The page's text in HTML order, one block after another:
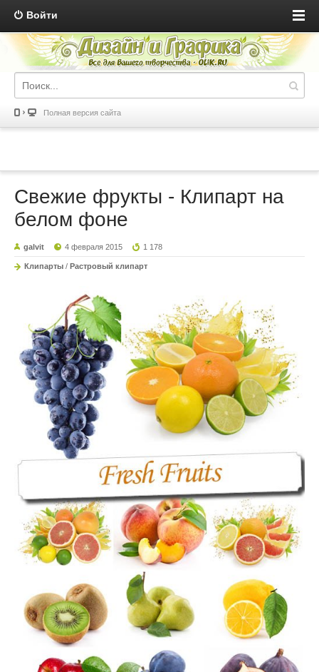
Войти
Полная версия сайта
Свежие фрукты - Клипарт на
белом фоне
galvit 4 февраля 2015 1 178
Клипарты / Растровый клипарт